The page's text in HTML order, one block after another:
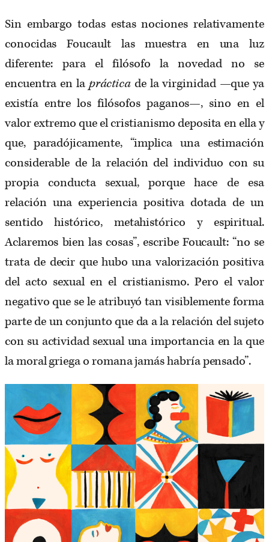
Sin embargo todas estas nociones relativamente
conocidas Foucault las muestra en una luz
diferente: para el filósofo la novedad no se
encuentra en la práctica de la virginidad —que ya
existía entre los filósofos paganos—, sino en el
valor extremo que el cristianismo deposita en ella y
que, paradójicamente, “implica una estimación
considerable de la relación del individuo con su
propia conducta sexual, porque hace de esa
relación una experiencia positiva dotada de un
sentido histórico, metahistórico y espiritual.
Aclaremos bien las cosas”, escribe Foucault: “no se
trata de decir que hubo una valorización positiva
del acto sexual en el cristianismo. Pero el valor
negativo que se le atribuyó tan visiblemente forma
parte de un conjunto que da a la relación del sujeto
con su actividad sexual una importancia en la que
la moral griega o romana jamás habría pensado”.